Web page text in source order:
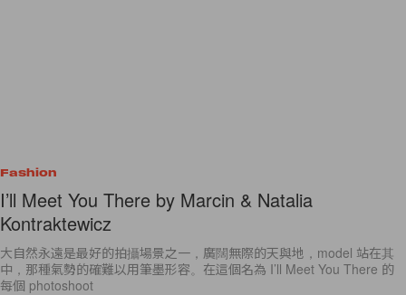
Fashion
I’ll Meet You There by Marcin & Natalia
Kontraktewicz
大自然永遠是最好的拍攝場景之一，廣闊無際的天與地，model 站在其
中，那種氣勢的確難以用筆墨形容。在這個名為 I’ll Meet You There 的
每個 photoshoot